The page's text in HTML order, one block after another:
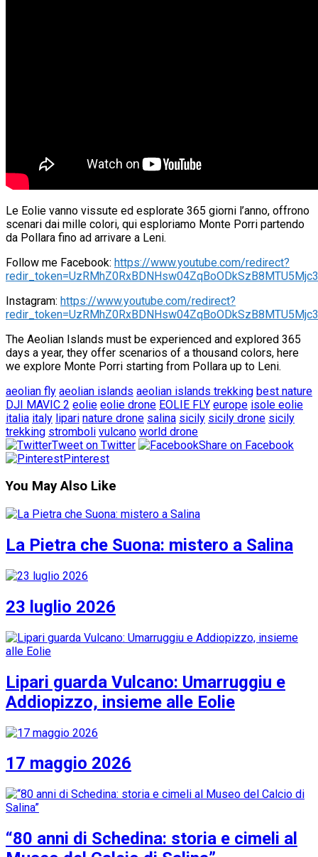
Le Eolie vanno vissute ed esplorate 365 giorni l’anno, offrono
scenari dai mille colori, qui esploriamo Monte Porri partendo
da Pollara fino ad arrivare a Leni.
Follow me Facebook: https://www.youtube.com/redirect?
Instagram: https://www.youtube.com/redirect?
The Aeolian Islands must be experienced and explored 365
days a year, they offer scenarios of a thousand colors, here
we explore Monte Porri starting from Pollara up to Leni.
aeolian fly aeolian islands aeolian islands trekking best nature
DJI MAVIC 2 eolie eolie drone EOLIE FLY europe isole eolie
italia italy lipari nature drone salina sicily sicily drone sicily
trekking stromboli vulcano world drone
Tweet on Twitter
Share on Facebook
Pinterest
You May Also Like
La Pietra che Suona: mistero a Salina
23 luglio 2026
Lipari guarda Vulcano: Umarruggiu e
Addiopizzo, insieme alle Eolie
17 maggio 2026
“80 anni di Schedina: storia e cimeli al